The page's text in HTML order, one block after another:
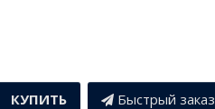
КУПИТЬ Быстрый заказ